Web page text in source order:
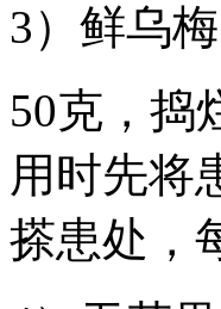
3）鲜乌梅
50克，捣
用时先将
搽患处，